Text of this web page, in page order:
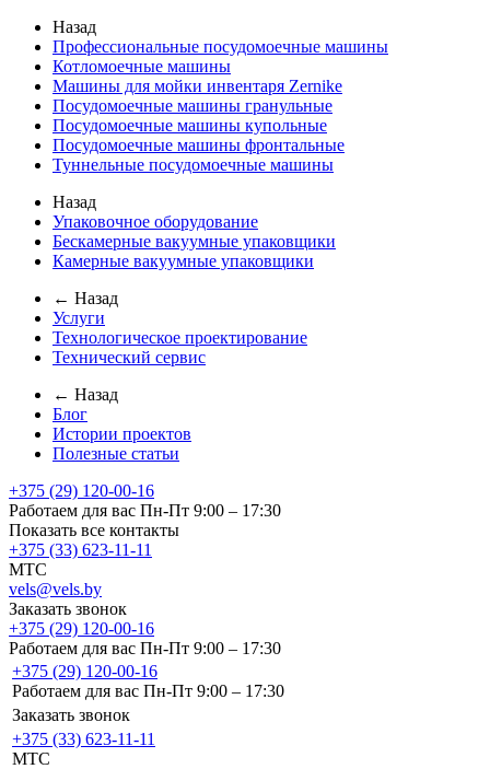
Назад
Профессиональные посудомоечные машины
Котломоечные машины
Машины для мойки инвентаря Zernike
Посудомоечные машины гранульные
Посудомоечные машины купольные
Посудомоечные машины фронтальные
Туннельные посудомоечные машины
Назад
Упаковочное оборудование
Бескамерные вакуумные упаковщики
Камерные вакуумные упаковщики
← Назад
Услуги
Технологическое проектирование
Технический сервис
← Назад
Блог
Истории проектов
Полезные статьи
+375 (29) 120-00-16
Работаем для вас Пн-Пт 9:00 – 17:30
Показать все контакты
+375 (33) 623-11-11
MTC
vels@vels.by
Заказать звонок
+375 (29) 120-00-16
Работаем для вас Пн-Пт 9:00 – 17:30
+375 (29) 120-00-16
Работаем для вас Пн-Пт 9:00 – 17:30
Заказать звонок
+375 (33) 623-11-11
MTC